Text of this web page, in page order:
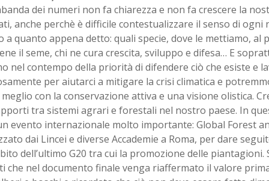
dei numeri non fa chiarezza e non fa crescere la
anche perchè è difficile contestualizzare il senso di
a quanto appena detto: quali specie, dove le mettiamo, al
il seme, chi ne cura crescita, sviluppo e difesa… E
nel contempo della priorità di difendere ciò che esiste e
per aiutarci a mitigare la crisi climatica e
con la conservazione attiva e una visione olistica.
tra sistemi agrari e forestali nel nostro paese. In
evento internazionale molto importante: Global Forest
dai Lincei e diverse Accademie a Roma, per dare
dell’ultimo G20 tra cui la promozione delle piantagioni.
che nel documento finale venga riaffermato il valore